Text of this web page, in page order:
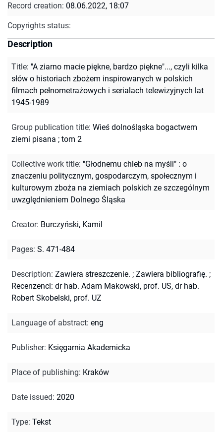
Record creation: 08.06.2022, 18:07
Copyrights status:
Description
Title: "A ziarno macie piękne, bardzo piękne"..., czyli kilka
słów o historiach zbożem inspirowanych w polskich
filmach pełnometrażowych i serialach telewizyjnych lat
1945-1989
Group publication title: Wieś dolnośląska bogactwem
ziemi pisana ; tom 2
Collective work title: "Głodnemu chleb na myśli" : o
znaczeniu politycznym, gospodarczym, społecznym i
kulturowym zboża na ziemiach polskich ze szczególnym
uwzględnieniem Dolnego Śląska
Creator: Burczyński, Kamil
Pages: S. 471-484
Description: Zawiera streszczenie. ; Zawiera bibliografię. ;
Recenzenci: dr hab. Adam Makowski, prof. US, dr hab.
Robert Skobelski, prof. UZ
Language of abstract: eng
Publisher: Księgarnia Akademicka
Place of publishing: Kraków
Date issued: 2020
Type: Tekst